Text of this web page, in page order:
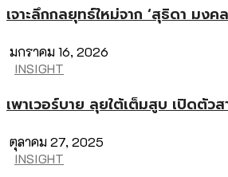
เจาะลึกกลยุทธ์ใหม่จาก ‘สุธิดา มงค
มกราคม 16, 2026
INSIGHT
เพาเวอร์บาย ลุยใต้เต็มสูบ เปิดตัวส
ตุลาคม 27, 2025
INSIGHT